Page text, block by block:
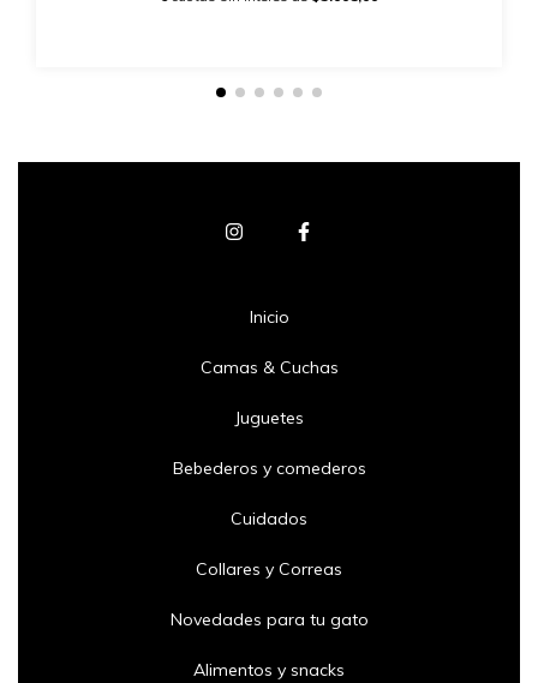
Inicio
Camas & Cuchas
Juguetes
Bebederos y comederos
Cuidados
Collares y Correas
Novedades para tu gato
Alimentos y snacks